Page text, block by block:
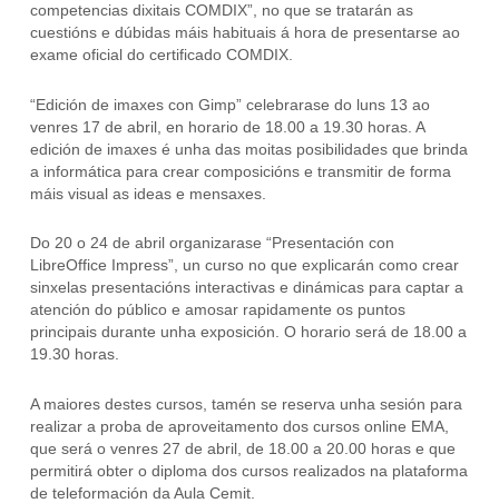
competencias dixitais COMDIX”, no que se tratarán as
cuestións e dúbidas máis habituais á hora de presentarse ao
exame oficial do certificado COMDIX.
“Edición de imaxes con Gimp” celebrarase do luns 13 ao
venres 17 de abril, en horario de 18.00 a 19.30 horas. A
edición de imaxes é unha das moitas posibilidades que brinda
a informática para crear composicións e transmitir de forma
máis visual as ideas e mensaxes.
Do 20 o 24 de abril organizarase “Presentación con
LibreOffice Impress”, un curso no que explicarán como crear
sinxelas presentacións interactivas e dinámicas para captar a
atención do público e amosar rapidamente os puntos
principais durante unha exposición. O horario será de 18.00 a
19.30 horas.
A maiores destes cursos, tamén se reserva unha sesión para
realizar a proba de aproveitamento dos cursos online EMA,
que será o venres 27 de abril, de 18.00 a 20.00 horas e que
permitirá obter o diploma dos cursos realizados na plataforma
de teleformación da Aula Cemit.